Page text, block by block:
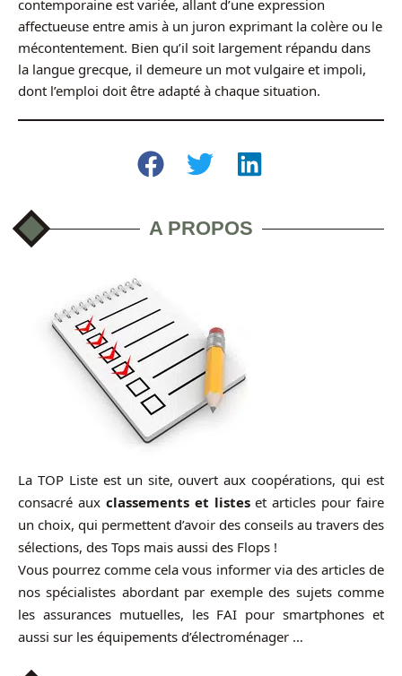
contemporaine est variée, allant d’une expression
affectueuse entre amis à un juron exprimant la colère ou le
mécontentement. Bien qu’il soit largement répandu dans
la langue grecque, il demeure un mot vulgaire et impoli,
dont l’emploi doit être adapté à chaque situation.
A PROPOS
La TOP Liste est un site, ouvert aux coopérations, qui est
consacré aux classements et listeset articles pour faire
un choix, qui permettent d’avoir des conseils au travers des
sélections, des Tops mais aussi des Flops !
Vous pourrez comme cela vous informer via des articles de
nos spécialistes abordant par exemple des sujets comme
les assurances mutuelles, les FAI pour smartphones et
aussi sur les équipements d’électroménager …